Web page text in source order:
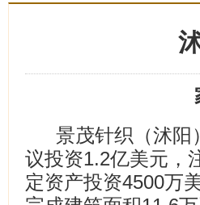
景茂针织（沭阳
议投资1.2亿美元，
定资产投资4500万